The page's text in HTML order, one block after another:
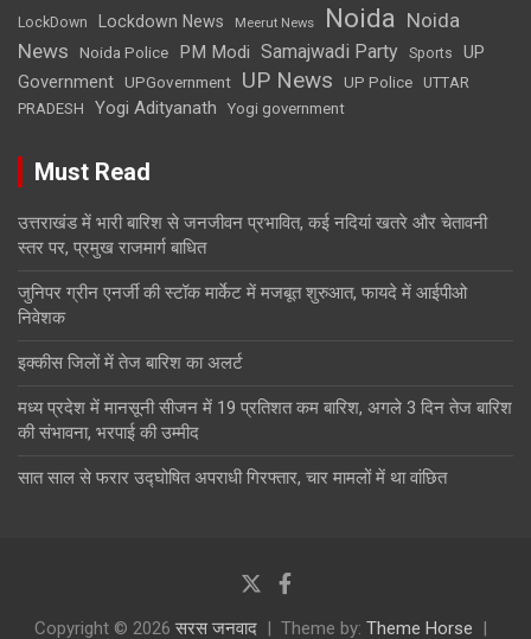
LockDown Lockdown News Meerut News Noida Noida
News
Noida Police PM Modi Samajwadi Party Sports
UP
Government UPGovernment UP News UP Police
UTTAR
PRADESH
Yogi Adityanath Yogi government
Must Read
उत्तराखंड में भारी बारिश से जनजीवन प्रभावित, कई नदियां खतरे और चेतावनी
स्तर पर, प्रमुख राजमार्ग बाधित
जुनिपर ग्रीन एनर्जी की स्टॉक मार्केट में मजबूत शुरुआत, फायदे में आईपीओ
निवेशक
इक्कीस जिलों में तेज बारिश का अलर्ट
मध्य प्रदेश में मानसूनी सीजन में 19 प्रतिशत कम बारिश, अगले 3 दिन तेज बारिश
की संभावना, भरपाई की उम्मीद
सात साल से फरार उद्घोषित अपराधी गिरफ्तार, चार मामलों में था वांछित
Copyright © 2026 सरस जनवाद Theme by: Theme Horse